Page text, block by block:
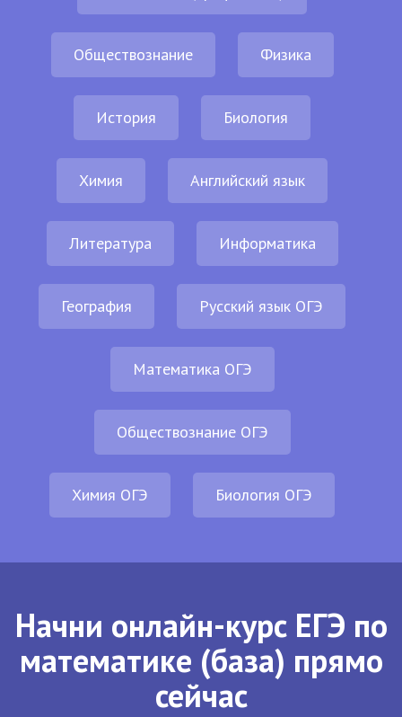
Обществознание Физика
История Биология
Химия Английский язык
Литература Информатика
География Русский язык ОГЭ
Математика ОГЭ
Обществознание ОГЭ
Химия ОГЭ Биология ОГЭ
Начни онлайн-курс ЕГЭ по
математике (база) прямо
сейчас